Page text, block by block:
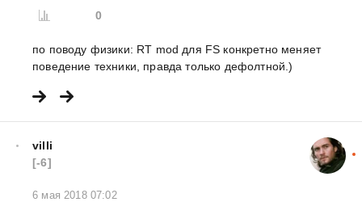
0
по поводу физики: RT mod для FS конкретно меняет
поведение техники, правда только дефолтной.)
villi
[-6]
6 мая 2018 07:02